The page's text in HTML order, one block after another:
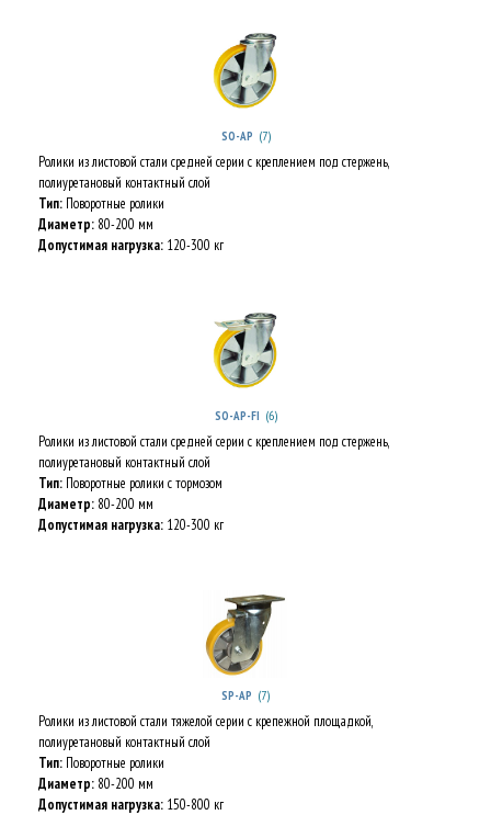
SO-AP (7)
Ролики из листовой стали средней серии с креплением под стержень,
полиуретановый контактный слой
Тип: Поворотные ролики
Диаметр: 80-200 мм
Допустимая нагрузка: 120-300 кг
SO-AP-FI (6)
Ролики из листовой стали средней серии с креплением под стержень,
полиуретановый контактный слой
Тип: Поворотные ролики с тормозом
Диаметр: 80-200 мм
Допустимая нагрузка: 120-300 кг
SP-AP (7)
Ролики из листовой стали тяжелой серии с крепежной площадкой,
полиуретановый контактный слой
Тип: Поворотные ролики
Диаметр: 80-200 мм
Допустимая нагрузка: 150-800 кг